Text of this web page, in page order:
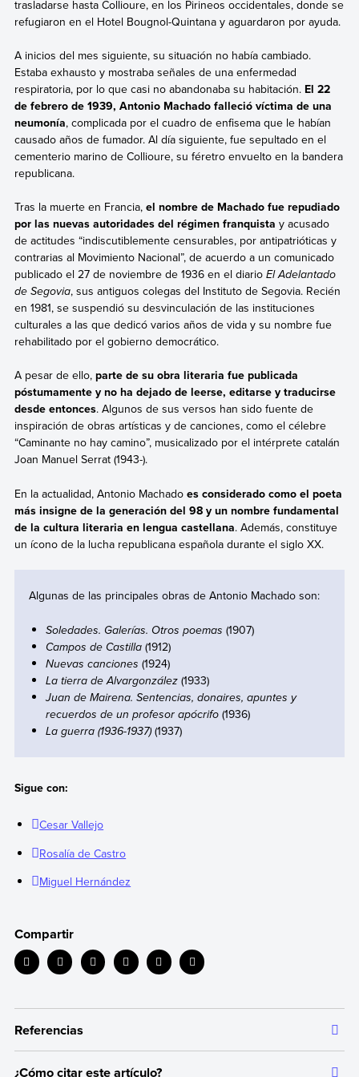
trasladarse hasta Collioure, en los Pirineos occidentales, donde se
refugiaron en el Hotel Bougnol-Quintana y aguardaron por ayuda.
A inicios del mes siguiente, su situación no había cambiado.
Estaba exhausto y mostraba señales de una enfermedad
respiratoria, por lo que casi no abandonaba su habitación. El 22
de febrero de 1939, Antonio Machado falleció víctima de una
neumonía, complicada por el cuadro de enfisema que le habían
causado años de fumador. Al día siguiente, fue sepultado en el
cementerio marino de Collioure, su féretro envuelto en la bandera
republicana.
Tras la muerte en Francia, el nombre de Machado fue repudiado
por las nuevas autoridades del régimen franquista y acusado
de actitudes “indiscutiblemente censurables, por antipatrióticas y
contrarias al Movimiento Nacional”, de acuerdo a un comunicado
publicado el 27 de noviembre de 1936 en el diario El Adelantado
de Segovia, sus antiguos colegas del Instituto de Segovia. Recién
en 1981, se suspendió su desvinculación de las instituciones
culturales a las que dedicó varios años de vida y su nombre fue
rehabilitado por el gobierno democrático.
A pesar de ello, parte de su obra literaria fue publicada
póstumamente y no ha dejado de leerse, editarse y traducirse
desde entonces. Algunos de sus versos han sido fuente de
inspiración de obras artísticas y de canciones, como el célebre
“Caminante no hay camino”, musicalizado por el intérprete catalán
Joan Manuel Serrat (1943-).
En la actualidad, Antonio Machado es considerado como el poeta
más insigne de la generación del 98 y un nombre fundamental
de la cultura literaria en lengua castellana. Además, constituye
un ícono de la lucha republicana española durante el siglo XX.
Algunas de las principales obras de Antonio Machado son:
Soledades. Galerías. Otros poemas (1907)
Campos de Castilla(1912)
Nuevas canciones (1924)
La tierra de Alvargonzález(1933)
Juan de Mairena. Sentencias, donaires, apuntes y
recuerdos de un profesor apócrifo (1936)
La guerra (1936-1937)(1937)
Sigue con:
Cesar Vallejo
Rosalía de Castro
Miguel Hernández
Compartir
Referencias
Toda la información que ofrecemos está respaldada por
¿Cómo citar este artículo?